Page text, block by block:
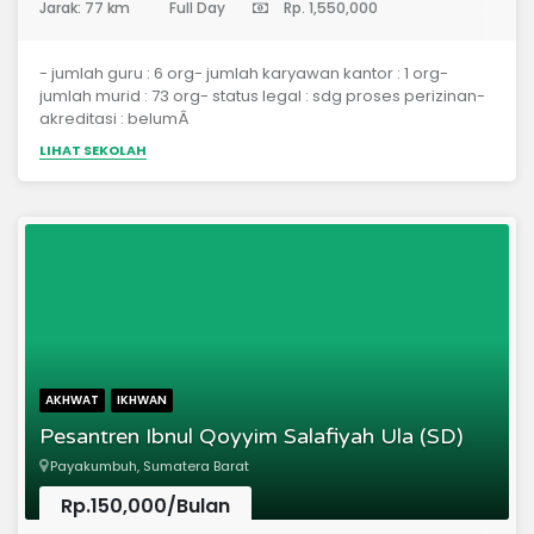
Jarak: 77 km Full Day Rp. 1,550,000
- jumlah guru : 6 org- jumlah karyawan kantor : 1 org-
jumlah murid : 73 org- status legal : sdg proses perizinan-
akreditasi : belumÂ
LIHAT SEKOLAH
AKHWAT IKHWAN
Pesantren Ibnul Qoyyim Salafiyah Ula (SD)
Payakumbuh, Sumatera Barat
Rp.150,000/Bulan